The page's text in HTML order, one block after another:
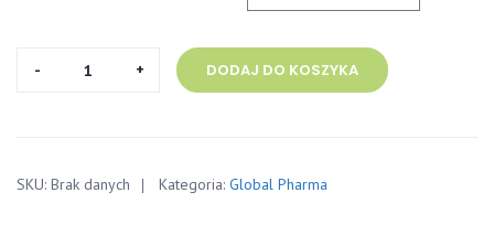
ilość
250mg/ml
DODAJ DO KOSZYKA
SKU: Brak danych Kategoria: Global Pharma